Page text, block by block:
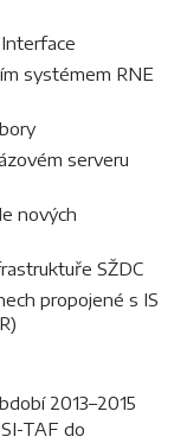
systémem RNE
serveru
nových
SŽDC
propojené s IS
2013–2015
TAF do